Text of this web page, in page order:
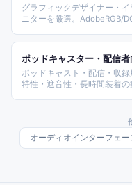
グラフィックデザイナー・
ニターを厳選。AdobeRGB/
ポッドキャスター・配信
ポッドキャスト・配信・収
特性・遮音性・長時間装着の
オーディオインターフェー